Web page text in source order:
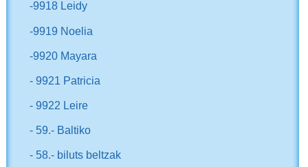
-9918 Leidy
-9919 Noelia
-9920 Mayara
- 9921 Patricia
- 9922 Leire
- 59.- Baltiko
- 58.- biluts beltzak